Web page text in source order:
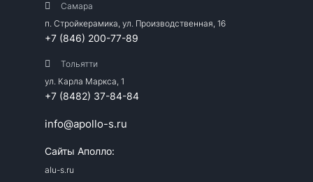
Самара
п. Стройкерамика, ул. Производственная, 16
+7 (846) 200-77-89
Тольятти
ул. Карла Маркса, 1
+7 (8482) 37-84-84
info@apollo-s.ru
Сайты Аполло:
alu-s.ru